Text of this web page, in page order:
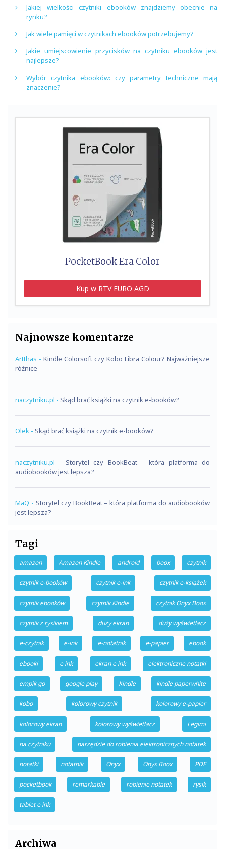
Jakiej wielkości czytniki ebooków znajdziemy obecnie na
rynku?
Jak wiele pamięci w czytnikach ebooków potrzebujemy?
Jakie umiejscowienie przycisków na czytniku ebooków jest
najlepsze?
Wybór czytnika ebooków: czy parametry techniczne mają
znaczenie?
PocketBook Era Color
Kup w RTV EURO AGD
Najnowsze komentarze
Artthas - Kindle Colorsoft czy Kobo Libra Colour? Najważniejsze
różnice
naczytniku.pl - Skąd brać książki na czytnik e-booków?
Olek - Skąd brać książki na czytnik e-booków?
naczytniku.pl - Storytel czy BookBeat – która platforma do
audiobooków jest lepsza?
MaQ - Storytel czy BookBeat – która platforma do audiobooków
jest lepsza?
Tagi
amazon Amazon Kindle android boox czytnik
czytnik e-booków czytnik e-ink czytnik e-książek
czytnik ebooków czytnik Kindle czytnik Onyx Boox
czytnik z rysikiem duży ekran duży wyświetlacz
e-czytnik e-ink e-notatnik e-papier ebook
ebooki e ink ekran e ink elektroniczne notatki
empik go google play Kindle kindle paperwhite
kobo kolorowy czytnik kolorowy e-papier
kolorowy ekran kolorowy wyświetlacz Legimi
na czytniku narzędzie do robienia elektronicznych notatek
notatki notatnik Onyx Onyx Boox PDF
pocketbook remarkable robienie notatek rysik
tablet e ink
Archiwa